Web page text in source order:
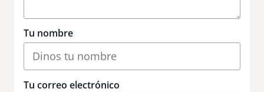
Tu nombre
Tu correo electrónico